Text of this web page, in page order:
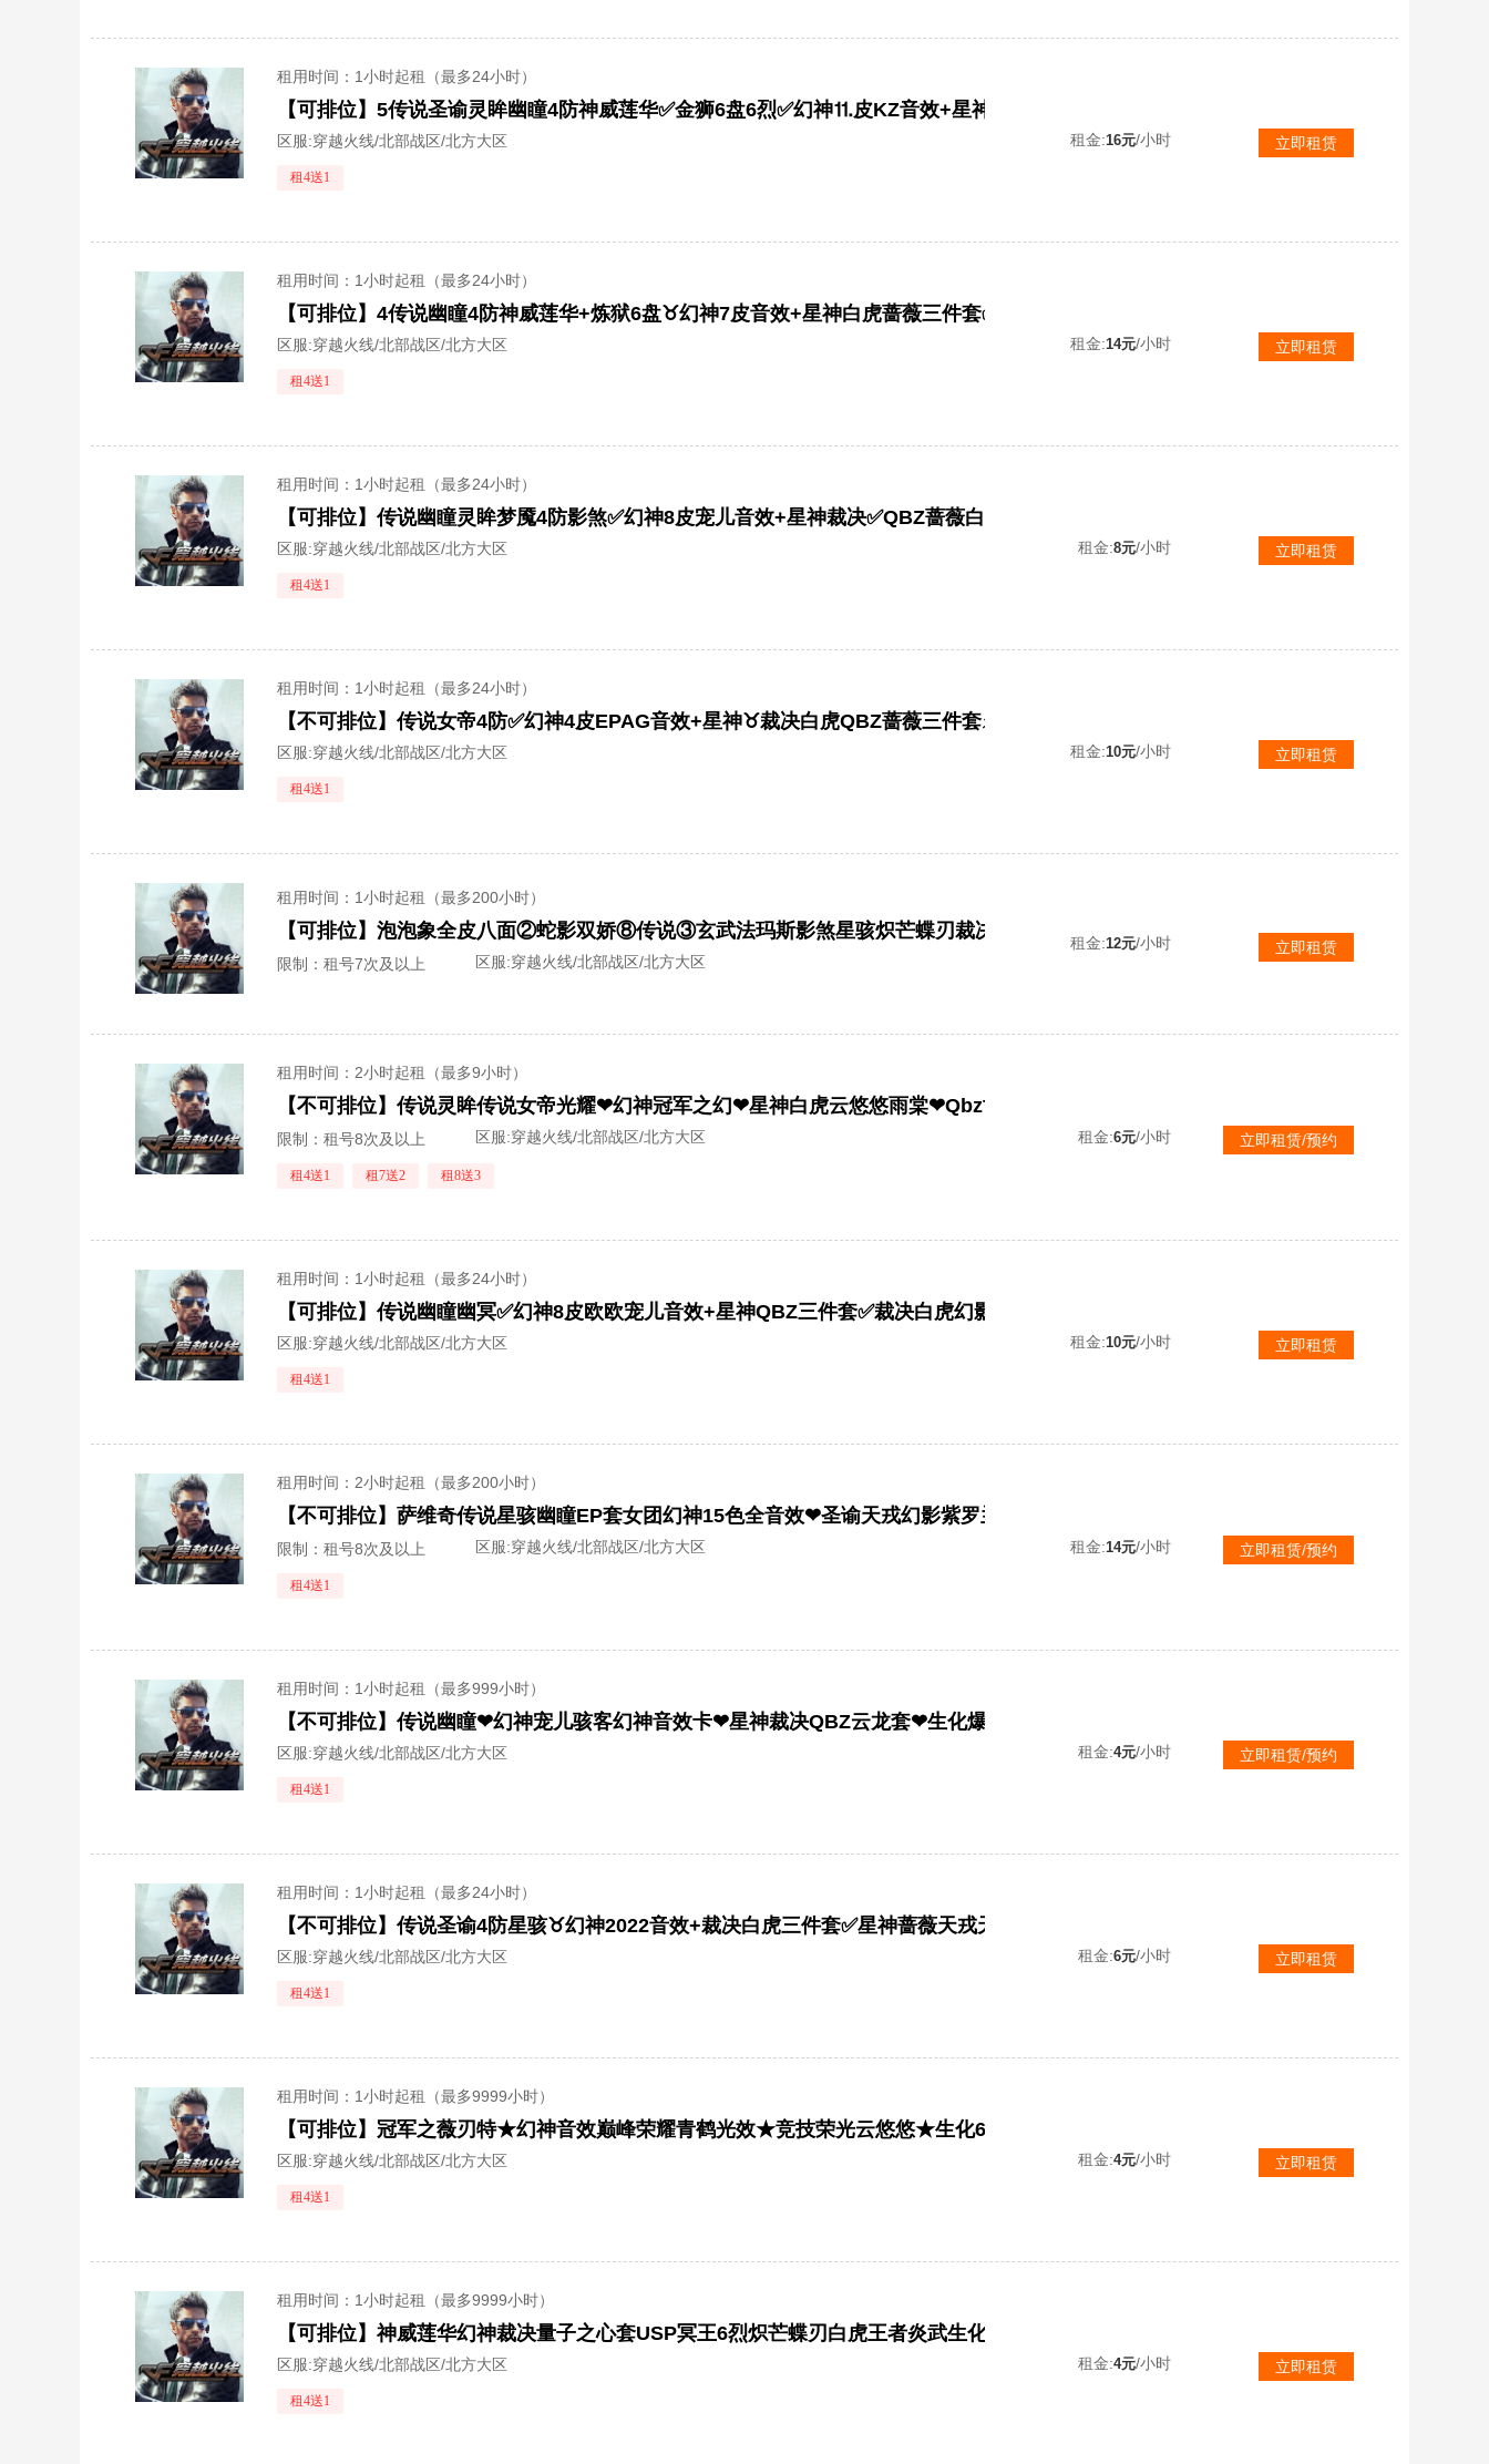
租用时间 ：1小时起租（最多24小时）
区服:穿越火线/北部战区/北方大区
租4送1
租金:16元/小时 立即租赁
租用时间 ：1小时起租（最多24小时）
区服:穿越火线/北部战区/北方大区
租4送1
租金:14元/小时 立即租赁
租用时间 ：1小时起租（最多24小时）
区服:穿越火线/北部战区/北方大区
租4送1
租金:8元/小时 立即租赁
租用时间 ：1小时起租（最多24小时）
区服:穿越火线/北部战区/北方大区
租4送1
租金:10元/小时 立即租赁
租用时间 ：1小时起租（最多200小时）
【可排位】泡泡象全皮八面②蛇影双娇⑧传说③玄武法玛斯影煞星骇炽芒蝶刃裁决③皮卡生化5盘6烈蝴蝶幻神③皮卡G36
限制：租号7次及以上 区服:穿越火线/北部战区/北方大区
租金:12元/小时 立即租赁
租用时间 ：2小时起租（最多9小时）
限制：租号8次及以上 区服:穿越火线/北部战区/北方大区
租4送1 租7送2 租8送3
租金:6元/小时 立即租赁/预约
租用时间 ：1小时起租（最多24小时）
区服:穿越火线/北部战区/北方大区
租4送1
租金:10元/小时 立即租赁
租用时间 ：2小时起租（最多200小时）
限制：租号8次及以上 区服:穿越火线/北部战区/北方大区
租4送1
租金:14元/小时 立即租赁/预约
租用时间 ：1小时起租（最多999小时）
【不可排位】传说幽瞳❤幻神宠儿骇客幻神音效卡❤星神裁决QBZ云龙套❤生化爆破排位通玩
区服:穿越火线/北部战区/北方大区
租4送1
租金:4元/小时 立即租赁/预约
租用时间 ：1小时起租（最多24小时）
区服:穿越火线/北部战区/北方大区
租4送1
租金:6元/小时 立即租赁
租用时间 ：1小时起租（最多9999小时）
区服:穿越火线/北部战区/北方大区
租4送1
租金:4元/小时 立即租赁
租用时间 ：1小时起租（最多9999小时）
区服:穿越火线/北部战区/北方大区
租4送1
租金:4元/小时 立即租赁